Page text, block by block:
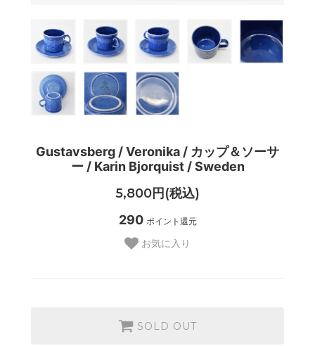
Gustavsberg / Veronika / カップ＆ソーサ
ー / Karin Bjorquist / Sweden
5,800円(税込)
290 ポイント還元
お気に入り
SOLD OUT